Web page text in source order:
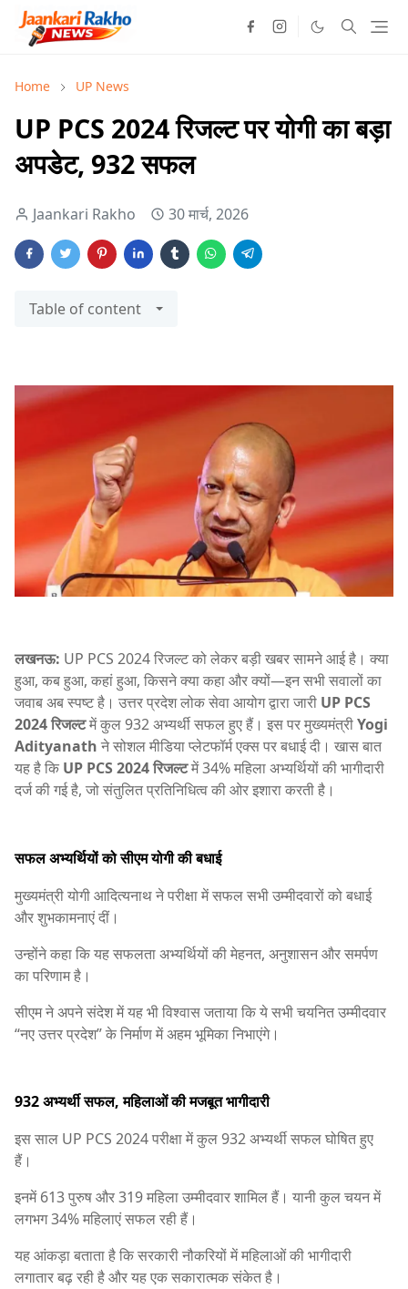
Home UP News
UP PCS 2024 रिजल्ट पर योगी का बड़ा
अपडेट, 932 सफल
Jaankari Rakho 30 मार्च, 2026
Table of content
लखनऊ: UP PCS 2024 रिजल्ट को लेकर बड़ी खबर सामने आई है। क्या
हुआ, कब हुआ, कहां हुआ, किसने क्या कहा और क्यों—इन सभी सवालों का
जवाब अब स्पष्ट है। उत्तर प्रदेश लोक सेवा आयोग द्वारा जारी UP PCS
2024 रिजल्टमें कुल 932 अभ्यर्थी सफल हुए हैं। इस पर मुख्यमंत्रीYogi
Adityanath ने सोशल मीडिया प्लेटफॉर्म एक्स पर बधाई दी। खास बात
यह है कि UP PCS 2024 रिजल्टमें 34% महिला अभ्यर्थियों की भागीदारी
दर्ज की गई है, जो संतुलित प्रतिनिधित्व की ओर इशारा करती है।
सफल अभ्यर्थियों को सीएम योगी की बधाई
मुख्यमंत्री योगी आदित्यनाथ ने परीक्षा में सफल सभी उम्मीदवारों को बधाई
और शुभकामनाएं दीं।
उन्होंने कहा कि यह सफलता अभ्यर्थियों की मेहनत, अनुशासन और समर्पण
का परिणाम है।
सीएम ने अपने संदेश में यह भी विश्वास जताया कि ये सभी चयनित उम्मीदवार
“नए उत्तर प्रदेश” के निर्माण में अहम भूमिका निभाएंगे।
932 अभ्यर्थी सफल, महिलाओं की मजबूत भागीदारी
इस साल UP PCS 2024 परीक्षा में कुल 932 अभ्यर्थी सफल घोषित हुए
हैं।
इनमें 613 पुरुष और 319 महिला उम्मीदवार शामिल हैं। यानी कुल चयन में
लगभग 34% महिलाएं सफल रही हैं।
यह आंकड़ा बताता है कि सरकारी नौकरियों में महिलाओं की भागीदारी
लगातार बढ़ रही है और यह एक सकारात्मक संकेत है।